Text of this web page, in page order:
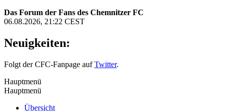
Das Forum der Fans des Chemnitzer FC
06.08.2026, 21:22 CEST
Neuigkeiten:
Folgt der CFC-Fanpage aufTwitter.
Hauptmenü
Hauptmenü
Übersicht